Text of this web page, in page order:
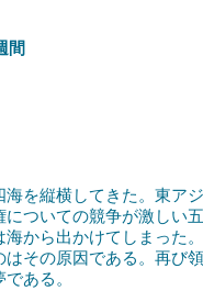
間
を縦横してきた。東ア
ついての競争が激しい
から出かけてしまった
その原因である。再び
ある。